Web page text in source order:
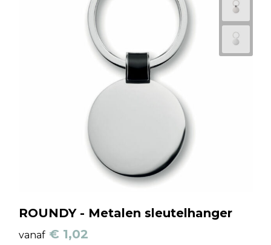
ROUNDY - Metalen sleutelhanger
vanaf € 1,02